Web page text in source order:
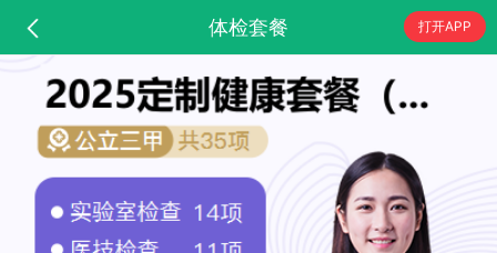
体检套餐 打开APP